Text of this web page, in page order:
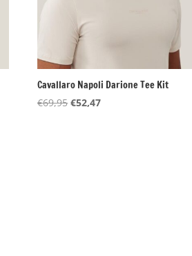
Cavallaro Napoli Darione Tee Kit
€69,95Oorspronkelijke
€52,47Huidige